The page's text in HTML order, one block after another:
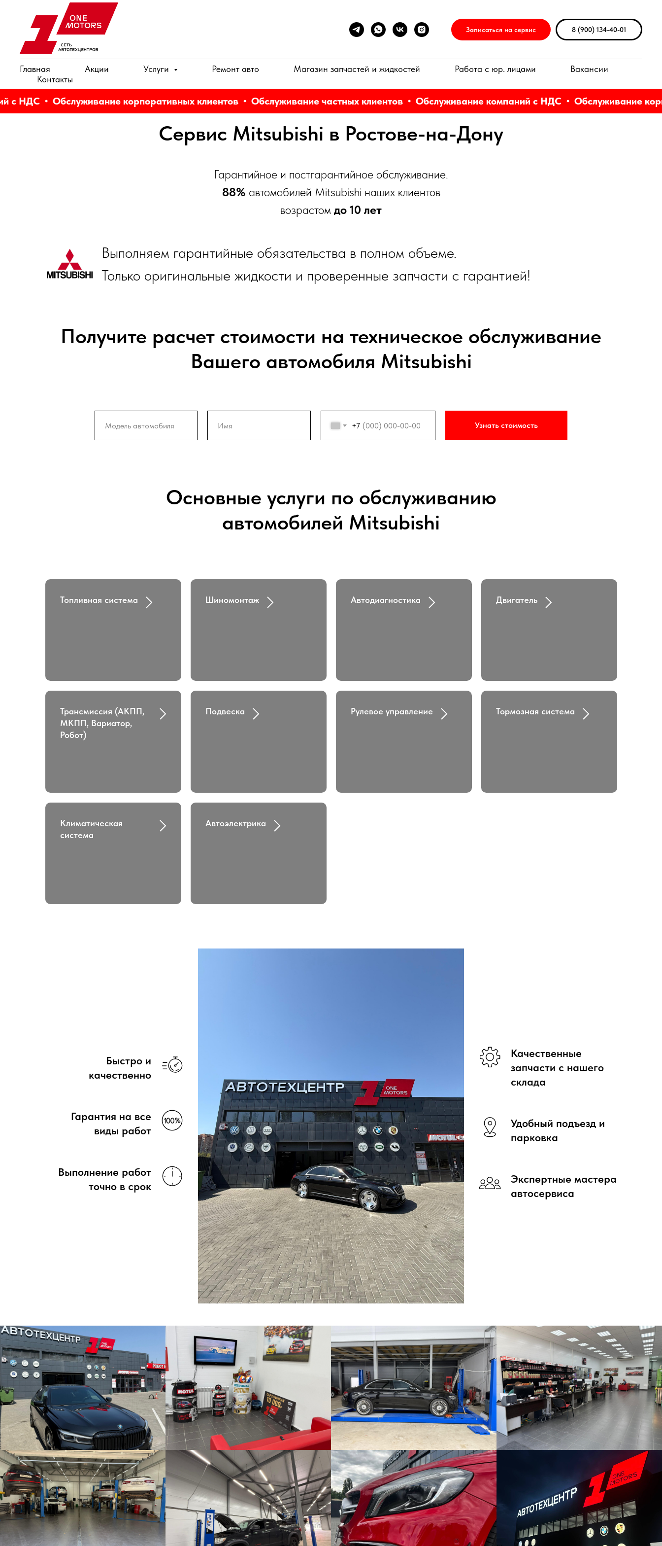
Записаться на сервис 8 (900) 134-40-01
Главная Акции Услуги Ремонт авто Магазин запчастей и жидкостей Работа с юр. лицами
Вакансии
Контакты
с НДС Обслуживание корпоративных клиентов Обслуживание частных клиентов Обслуживание компаний с НДС Обслуживание
Сервис Mitsubishi в Ростове-на-Дону
Гарантийное и постгарантийное обслуживание.
88% автомобилей Mitsubishi наших клиентов
возрастом до 10 лет
Выполняем гарантийные обязательства в полном объеме.
Только оригинальные жидкости и проверенные запчасти с гарантией!
Получите расчет стоимости на техническое обслуживание
Вашего автомобиля Mitsubishi
+7 Узнать стоимость
Основные услуги по обслуживанию
автомобилей Mitsubishi
Топливная система Шиномонтаж Автодиагностика Двигатель
Трансмиссия (АКПП,
МКПП, Вариатор,
Робот)
Подвеска Рулевое управление Тормозная система
Климатическая
система
Автоэлектрика
Быстро и
качественно
Гарантия на все
виды работ
Выполнение работ
точно в срок
Качественные
запчасти с нашего
склада
Удобный подъезд и
парковка
Экспертные мастера
автосервиса